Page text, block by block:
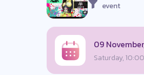
event
09
Saturday,